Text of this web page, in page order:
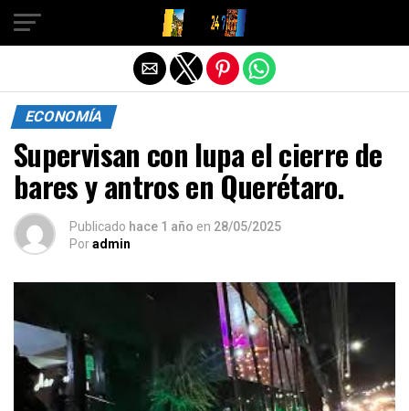
ECONOMÍA
Supervisan con lupa el cierre de
bares y antros en Querétaro.
Publicado hace 1 año en 28/05/2025
Poradmin
Salir de la versión móvil